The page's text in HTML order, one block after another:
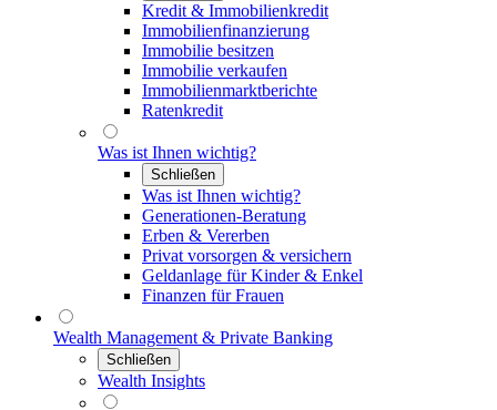
Kredit & Immobilienkredit
Immobilienfinanzierung
Immobilie besitzen
Immobilie verkaufen
Immobilienmarktberichte
Ratenkredit
Was ist Ihnen wichtig?
Schließen
Was ist Ihnen wichtig?
Generationen-Beratung
Erben & Vererben
Privat vorsorgen & versichern
Geldanlage für Kinder & Enkel
Finanzen für Frauen
Wealth Management & Private Banking
Schließen
Wealth Insights